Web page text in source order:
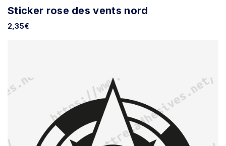
Sticker rose des vents nord
2,35€